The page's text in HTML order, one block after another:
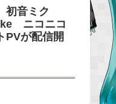
初音ミク
ニコニコ
PVが配信開